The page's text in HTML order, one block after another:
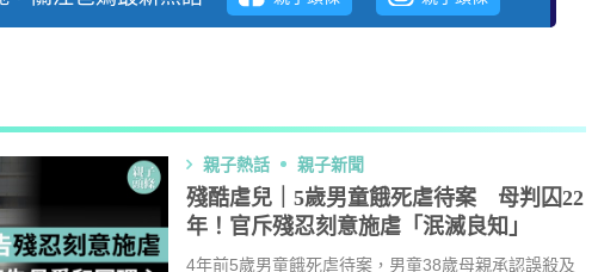
親子熱話 親子新聞
殘酷虐兒｜5歲男童餓死虐待案 母判囚22
年！官斥殘忍刻意施虐「泯滅良知」
4年前5歲男童餓死虐待案，男童38歲母親承認誤殺及